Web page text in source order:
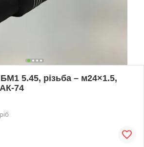
5.45, різьба – м24×1.5,
74